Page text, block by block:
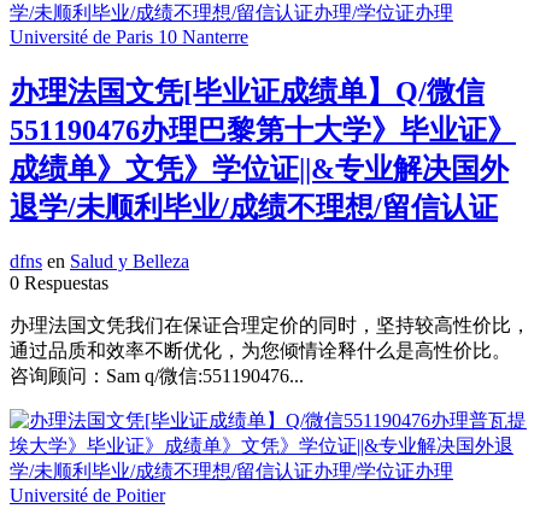
办理法国文凭[毕业证成绩单】Q/微信
551190476办理巴黎第十大学》毕业证》
成绩单》文凭》学位证||&专业解决国外
退学/未顺利毕业/成绩不理想/留信认证
dfns en Salud y Belleza
0 Respuestas
办理法国文凭我们在保证合理定价的同时，坚持较高性价比，
通过品质和效率不断优化，为您倾情诠释什么是高性价比。
咨询顾问：Sam q/微信:551190476...